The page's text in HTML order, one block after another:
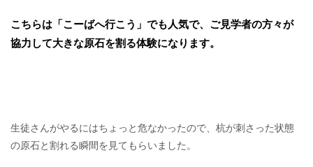
こちらは「こーばへ行こう」でも人気で、ご見学者の方々が
協力して大きな原石を割る体験になります。
生徒さんがやるにはちょっと危なかったので、杭が刺さった状態
の原石と割れる瞬間を 見てもらいました。